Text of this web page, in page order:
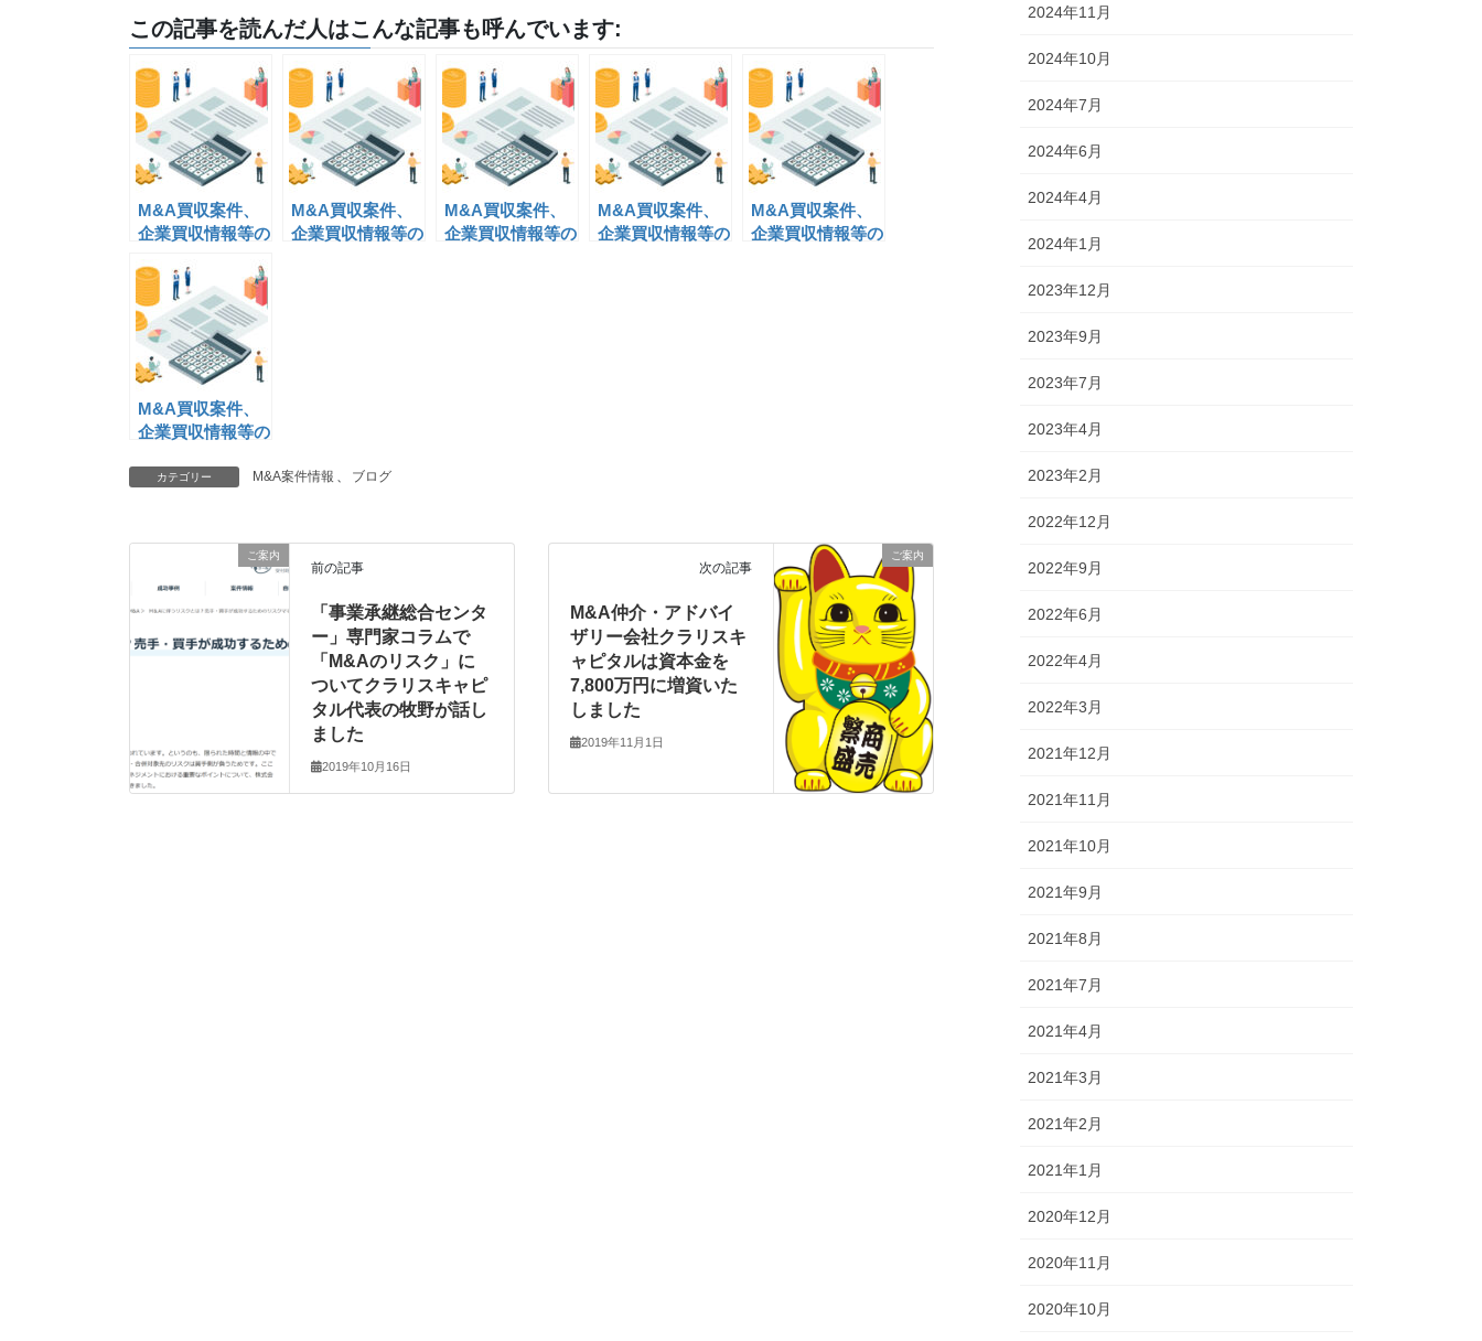
この記事を読んだ人はこんな記事も呼んでいます:
M&A買収案件、
企業買収情報等の
M&A買収案件、
企業買収情報等の
M&A買収案件、
企業買収情報等の
M&A買収案件、
企業買収情報等の
M&A買収案件、
企業買収情報等の
M&A買収案件、
企業買収情報等の
カテゴリー M&A案件情報 、 ブログ
ご案内
前の記事
「事業承継総合センタ
ー」専門家コラムで
「M&Aのリスク」に
ついてクラリスキャピ
タル代表の牧野が話し
ました
2019年10月16日
ご案内
次の記事
M&A仲介・アドバイ
ザリー会社クラリスキ
ャピタルは資本金を
7,800万円に増資いた
しました
2019年11月1日
2024年11月
2024年10月
2024年7月
2024年6月
2024年4月
2024年1月
2023年12月
2023年9月
2023年7月
2023年4月
2023年2月
2022年12月
2022年9月
2022年6月
2022年4月
2022年3月
2021年12月
2021年11月
2021年10月
2021年9月
2021年8月
2021年7月
2021年4月
2021年3月
2021年2月
2021年1月
2020年12月
2020年11月
2020年10月